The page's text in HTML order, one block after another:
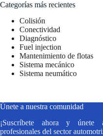
Categorías más recientes
Colisión
Conectividad
Diagnóstico
Fuel injection
Mantenimiento de flotas
Sistema mecánico
Sistema neumático
Únete a nuestra comunidad
¡Suscríbete ahora y únete
profesionales del sector